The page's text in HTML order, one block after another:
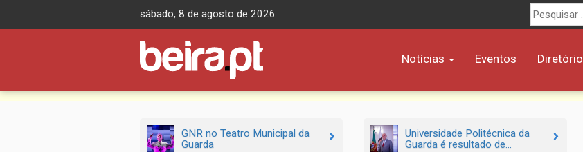
sábado, 8 de agosto de 2026
Procurar
por:
Notícias Eventos Diretório
GNR no Teatro Municipal da
Guarda
Universidade Politécnica da
Guarda é resultado de...